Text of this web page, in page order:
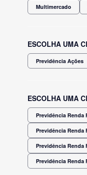
Multimercado
ESCOLHA UMA
Previdência Ações
ESCOLHA UMA
Previdência Renda
Previdência Renda
Previdência Renda
Previdência Renda